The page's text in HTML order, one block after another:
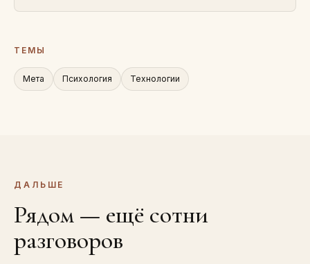
ТЕМЫ
Мета Психология Технологии
ДАЛЬШЕ
Рядом — ещё сотни
разговоров